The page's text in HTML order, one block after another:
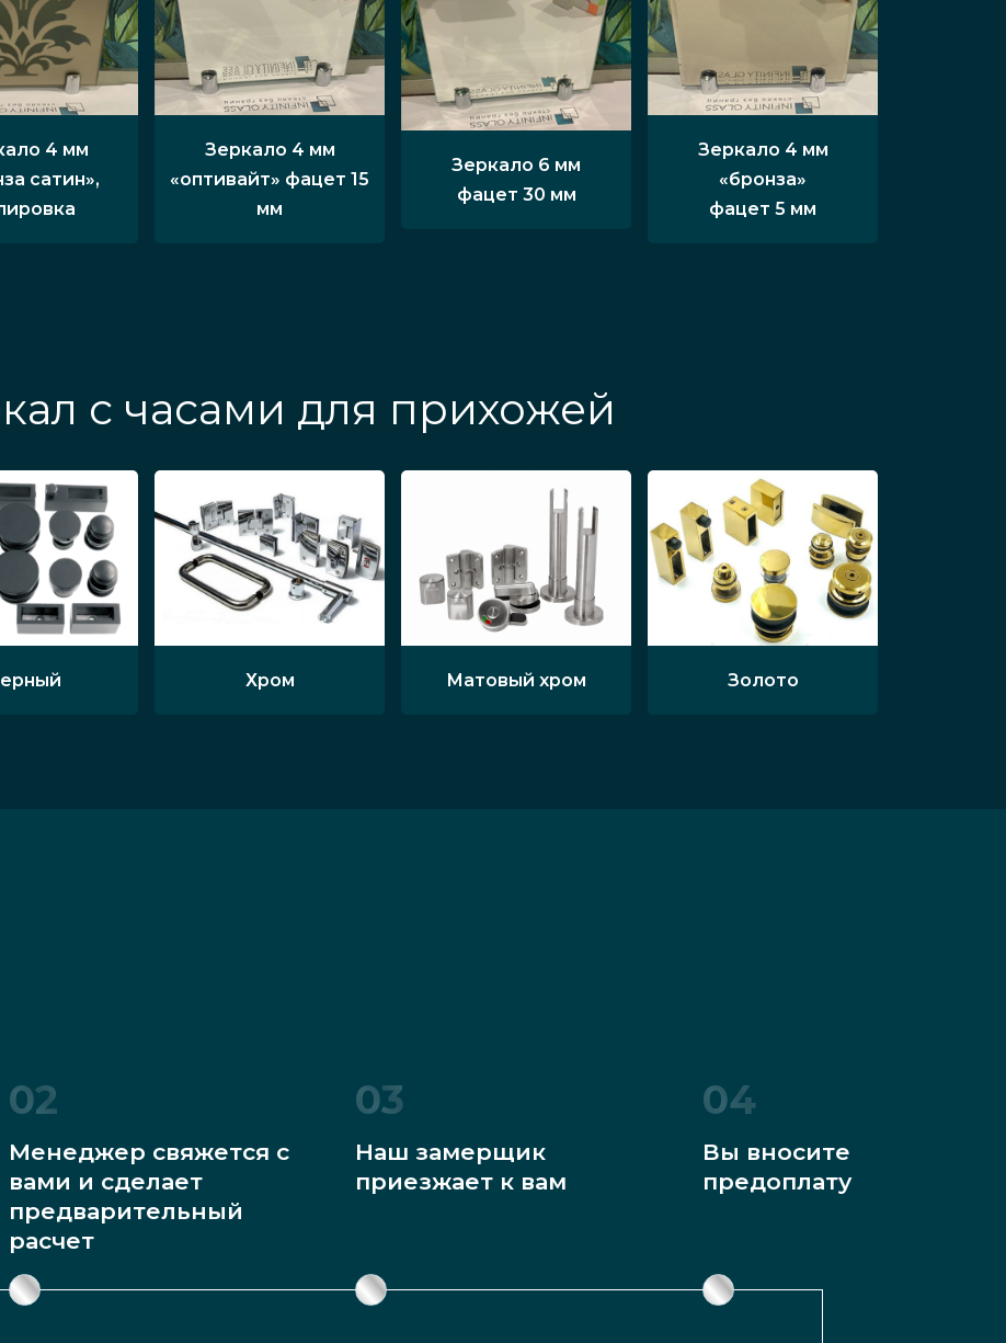
4 мм
сатин»,
Зеркало 4 мм
«оптивайт» фацет 15
мм
Зеркало 6 мм
фацет 30 мм
Зеркало 4 мм
«бронза»
фацет 5 мм
с часами для прихожей
Хром Матовый хром Золото
02
Менеджер свяжется с
вами и сделает
предварительный
расчет
03
Наш замерщик
приезжает к вам
04
Вы вносите
предоплату